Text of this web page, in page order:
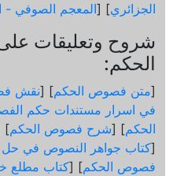
الجزائري] [المعجم الصوفي -
شروح وتعليقات
الحكم:
[متن فصوص الحكم] [نقش
في اسرار مستندات حكم
الحكم] [شرح فصوص الحكم[
[كتاب جواهر النصوص في
فصوص الحكم] [كتاب مطلع